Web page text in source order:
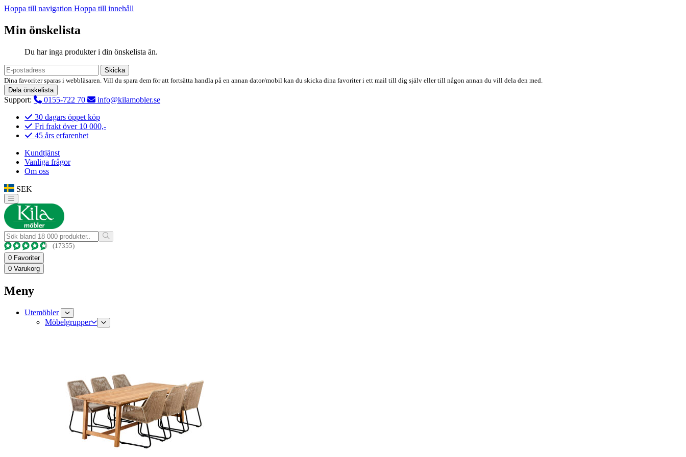
Hoppa till navigation Hoppa till innehåll
Min önskelista
Du har inga produkter i din önskelista än.
Skicka
Dina favoriter sparas i webbläsaren. Vill du spara dem för att fortsätta handla på en annan dator/mobil kan du skicka dina favoriter i ett mail till dig själv eller till någon annan du vill dela den med.
Dela önskelista
Support: 0155-722 70
info@kilamobler.se
30 dagars öppet köp
Fri frakt över 10 000,-
45 års erfarenhet
Kundtjänst
Vanliga frågor
Om oss
SEK
(17355)
0 Favoriter
0 Varukorg
Meny
Utemöbler
Möbelgrupper